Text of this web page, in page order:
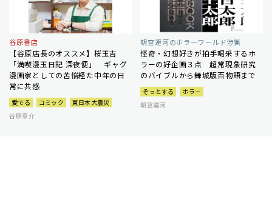
谷原書店
【谷原店長のオススメ】桜玉吉
「満喫漫玉日記 深夜便」 ギャグ
漫画家としての苦悩経た中年の日
常に共感
愛でる コミック
東日本大震災
谷原章介
朝宮運河のホラーワールド渉猟
怪奇・幻想好きが拍手喝采するホ
ラーの好企画３点 超常現象研究
のバイブルから舞城版百物語まで
ぞっとする
ホラー
朝宮運河